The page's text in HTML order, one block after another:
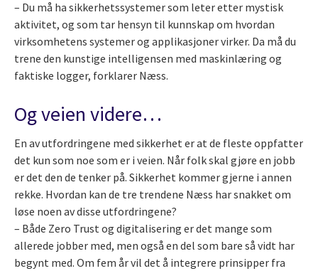
– Du må ha sikkerhetssystemer som leter etter mystisk
aktivitet, og som tar hensyn til kunnskap om hvordan
virksomhetens systemer og applikasjoner virker. Da må du
trene den kunstige intelligensen med maskinlæring og
faktiske logger, forklarer Næss.
Og veien videre…
En av utfordringene med sikkerhet er at de fleste oppfatter
det kun som noe som er i veien. Når folk skal gjøre en jobb
er det den de tenker på. Sikkerhet kommer gjerne i annen
rekke. Hvordan kan de tre trendene Næss har snakket om
løse noen av disse utfordringene?
– Både Zero Trust og digitalisering er det mange som
allerede jobber med, men også en del som bare så vidt har
begynt med. Om fem år vil det å integrere prinsipper fra